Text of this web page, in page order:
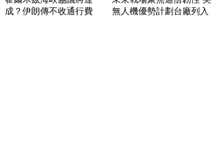
成？伊朗傳不收通行費
無人機優勢計劃台廠列入